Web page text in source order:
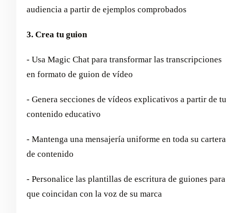
audiencia a partir de ejemplos comprobados
3. Crea tu guion
- Usa Magic Chat para transformar las transcripciones
en formato de guion de vídeo
- Genera secciones de vídeos explicativos a partir de tu
contenido educativo
- Mantenga una mensajería uniforme en toda su cartera
de contenido
- Personalice las plantillas de escritura de guiones para
que coincidan con la voz de su marca